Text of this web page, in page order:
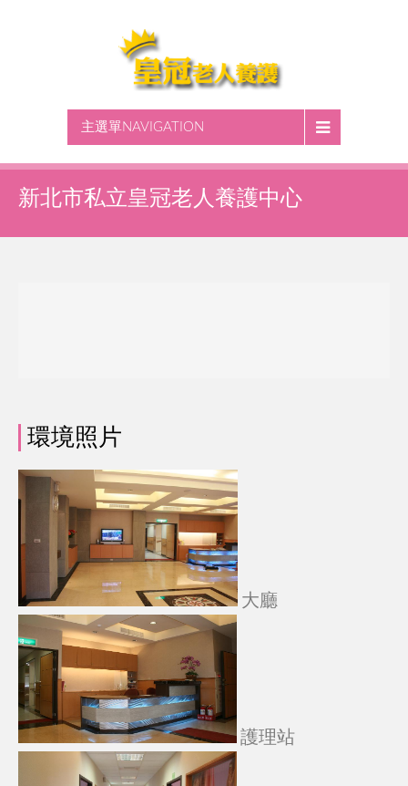
主選單NAVIGATION
新北市私立皇冠老人養護中心
環境照片
大廳
護理站